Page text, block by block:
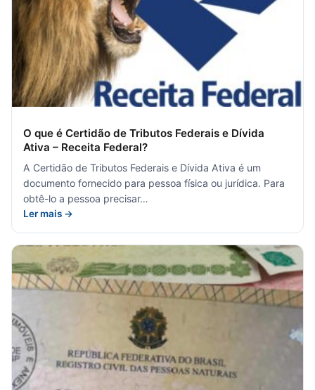
O que é Certidão de Tributos Federais e Dívida
Ativa – Receita Federal?
A Certidão de Tributos Federais e Dívida Ativa é um
documento fornecido para pessoa física ou jurídica. Para
obtê-lo a pessoa precisar…
Ler mais →